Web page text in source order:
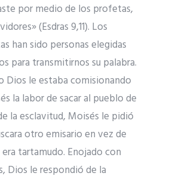
por medio de los profetas,
(Esdras 9,11). Los
han sido personas elegidas
para transmitirnos su palabra.
Dios le estaba comisionando
la labor de sacar al pueblo de
la esclavitud, Moisés le pidió
otro emisario en vez de
tartamudo. Enojado con
Dios le respondió de la